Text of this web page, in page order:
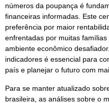
números da poupança é
financeiras informadas. Este
preferência por maior
enfrentadas por muitas
ambiente econômico
indicadores é essencial para
país e planejar o futuro com
Para se manter atualizado
brasileira, as análises sobre o